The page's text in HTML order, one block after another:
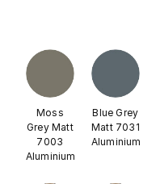
Moss
Grey Matt
7003
Aluminium
Blue Grey
Matt 7031
Aluminium